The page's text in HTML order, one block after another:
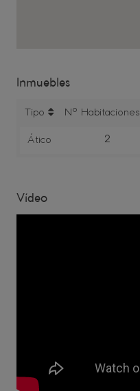
Inmuebles
Tipo Nº Habitaciones
Ático 2
Vídeo